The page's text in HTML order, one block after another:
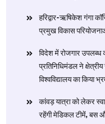
हरिद्वार-ऋषिकेश गंगा
प्रमुख विकास
विदेश में रोजगार उपलब्ध
प्रतिनिधिमंडल ने
विश्वविद्यालय का किया
​कांवड़ यात्रा को लेकर
रहेंगी मेडिकल टीमें, बस